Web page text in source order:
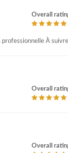
Overall
professionnelle À suivre
Overall
Overall